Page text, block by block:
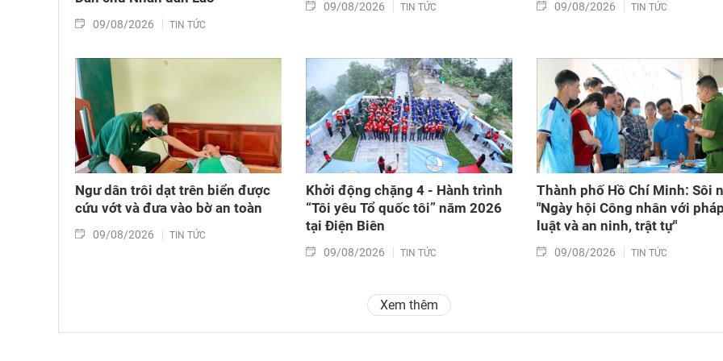
09/08/2026 TIN TỨC
09/08/2026 TIN TỨC 09/08/2026 TIN TỨC
Ngư dân trôi dạt trên biển được
cứu vớt và đưa vào bờ an toàn
09/08/2026 TIN TỨC
Khởi động chặng 4 - Hành trình
“Tôi yêu Tổ quốc tôi” năm 2026
tại Điện Biên
09/08/2026 TIN TỨC
Thành phố Hồ Chí Minh: Sôi
"Ngày hội Công nhân với
luật và an ninh, trật tự"
09/08/2026 TIN TỨC
Xem thêm